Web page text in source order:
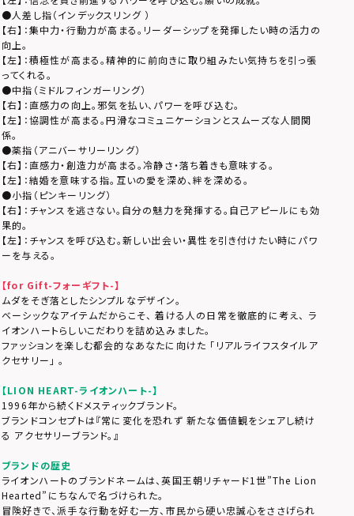
●人差し指（インデックスリング ）
【右】：集中力・行動力が高まる。リーダーシップを発揮したい時の活力の
向上。
【左】：積極性が高まる。精神的に前向きに取り組みたい気持ちを引っ張
ってくれる。
●中指（ミドルフィンガーリング）
【右】：直感力の向上。邪気を払い、パワーを呼び込む。
【左】：協調性が高まる。円滑なコミュニケーションとスムーズな人間関
係。
●薬指（アニバーサリーリング）
【右】：直感力・創造力が高まる。冷静さ・落ち着きも意味する。
【左】：結婚を意味する指。互いの愛を深め、絆を深める。
●小指（ピンキーリング）
【右】：チャンスを逃さない。自分の魅力を発揮する。自己アピールにも効
果的。
【左】：チャンスを呼び込む。新しい出会い・異性を引き付けたい時にパワ
ーを与える。
【for Gift-フォーギフト-】
ムダをそぎ落としたシンプルなデザイン。
ベーシックなアイテムだからこそ、 着ける人の日常を徹底的に考え、 ラ
イオンハートらしいこだわりを詰め込みました。
ファッションを楽しむ都会的なあなたに向けた 「リアルライフスタイルア
クセサリー」 。
【LION HEART-ライオンハート-】
1996年から続くドメスティックブランド。
ブランドコンセプトは『常に変化を恐れず 新たな価値観をシェアし続け
る アクセサリーブランド。』
ブランドの歴史
ライオンハートのブランドネームは、英国王朝リチャード1世”The Lion
Hearted”にちなんで名づけられた。
冒険好きで、派手な行動を好む一方、市民から硬い忠誠心をささげられ